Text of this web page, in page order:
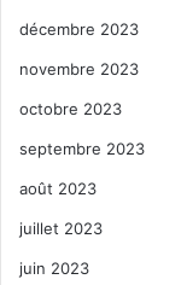
décembre 2023
novembre 2023
octobre 2023
septembre 2023
août 2023
juillet 2023
juin 2023